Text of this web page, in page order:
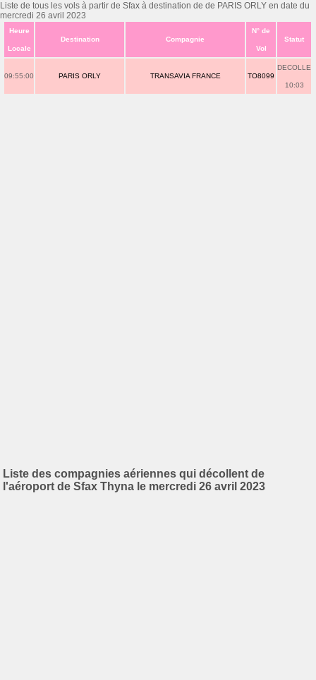
Liste de tous les vols à partir de Sfax à destination de de PARIS ORLY en date du
mercredi 26 avril 2023
Heure
Locale
Destination Compagnie
N° de
Vol
Statut
09:55:00 PARIS ORLY TRANSAVIA FRANCE TO8099
DECOLLE
10:03
Liste des compagnies aériennes qui décollent de
l'aéroport de Sfax Thyna le mercredi 26 avril 2023